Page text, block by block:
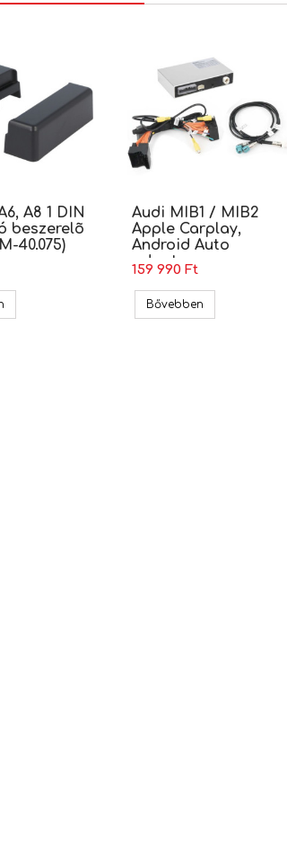
DIN)
A8 1 DIN
beszerelõ
40.075)
Audi A4, A6, A8 1 DIN autórádió beszerelõ keret
Audi MIB1 / MIB2
Apple Carplay,
Android Auto
adapter
159 990 Ft
BővebbenAudi MIB1 /